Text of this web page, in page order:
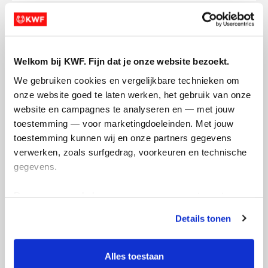
Welkom bij KWF. Fijn dat je onze website bezoekt.
We gebruiken cookies en vergelijkbare technieken om
onze website goed te laten werken, het gebruik van onze
website en campagnes te analyseren en — met jouw
toestemming — voor marketingdoeleinden. Met jouw
toestemming kunnen wij en onze partners gegevens
verwerken, zoals surfgedrag, voorkeuren en technische
gegevens.
tonen. Je kunt je toestemming op elk moment wijzigen of
intrekken via Cookie instellingen onderaan de pagina. De
lijst met cookies is te vinden in het tabblad “details”.
Details tonen
Alles toestaan